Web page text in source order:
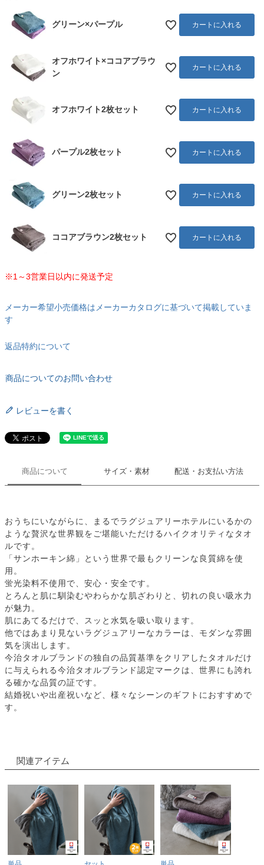
グリーン×パープル カートに入れる
オフホワイト×ココアブラウ
ン
カートに入れる
オフホワイト2枚セット カートに入れる
パープル2枚セット カートに入れる
グリーン2枚セット カートに入れる
ココアブラウン2枚セット カートに入れる
※1～3営業日以内に発送予定
メーカー希望小売価格はメーカーカタログに基づいて掲載していま
す
返品特約について
商品についてのお問い合わせ
レビューを書く
商品について サイズ・素材 配送・お支払い方法
おうちにいながらに、まるでラグジュアリーホテルにいるかの
ような贅沢な世界観をご堪能いただけるハイクオリティなタオ
ルです。
「サンホーキン綿」という世界で最もクリーンな良質綿を使
用。
蛍光染料不使用で、安心・安全です。
とろんと肌に馴染むやわらかな肌ざわりと、切れの良い吸水力
が魅力。
肌にあてるだけで、スッと水気を吸い取ります。
他ではあまり見ないラグジュアリーなカラーは、モダンな雰囲
気を演出します。
今治タオルブランドの独自の品質基準をクリアしたタオルだけ
に与えられる今治タオルブランド認定マークは、世界にも誇れ
る確かな品質の証です。
結婚祝いや出産祝いなど、様々なシーンのギフトにおすすめで
す。
関連アイテム